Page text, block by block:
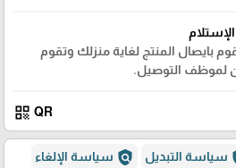
بايصال المنتج لغاية منزلك وتقوم
لموظف التوصيل.
QR
qr_code
سياسة التبديل policy سياسة الإلغاء